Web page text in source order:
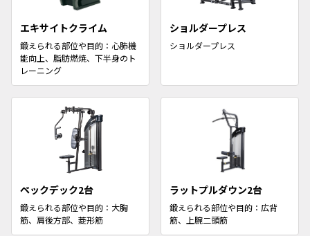
エキサイトクライム
鍛えられる部位や目的：心肺機
能向上、脂肪燃焼、下半身のト
レーニング
ショルダープレス
ショルダープレス
ペックデック2台
鍛えられる部位や目的：大胸
筋、肩後方部、菱形筋
ラットプルダウン2台
鍛えられる部位や目的：広背
筋、上腕二頭筋